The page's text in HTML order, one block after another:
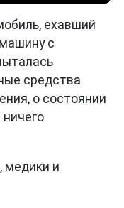
ехавший
с
средства
о состоянии
медики и